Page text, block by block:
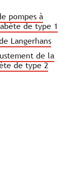
pompes à
de type 1
Langerhans
de la
de type 2